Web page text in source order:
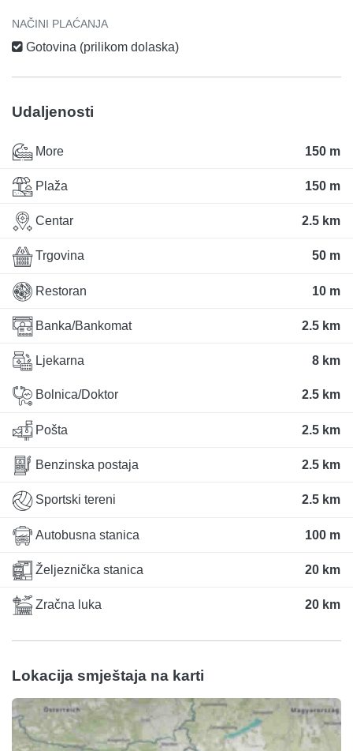
NAČINI PLAĆANJA
Gotovina (prilikom dolaska)
Udaljenosti
More 150 m
Plaža 150 m
Centar 2.5 km
Trgovina 50 m
Restoran 10 m
Banka/Bankomat 2.5 km
Ljekarna 8 km
Bolnica/Doktor 2.5 km
Pošta 2.5 km
Benzinska postaja 2.5 km
Sportski tereni 2.5 km
Autobusna stanica 100 m
Željeznička stanica 20 km
Zračna luka 20 km
Lokacija smještaja na karti